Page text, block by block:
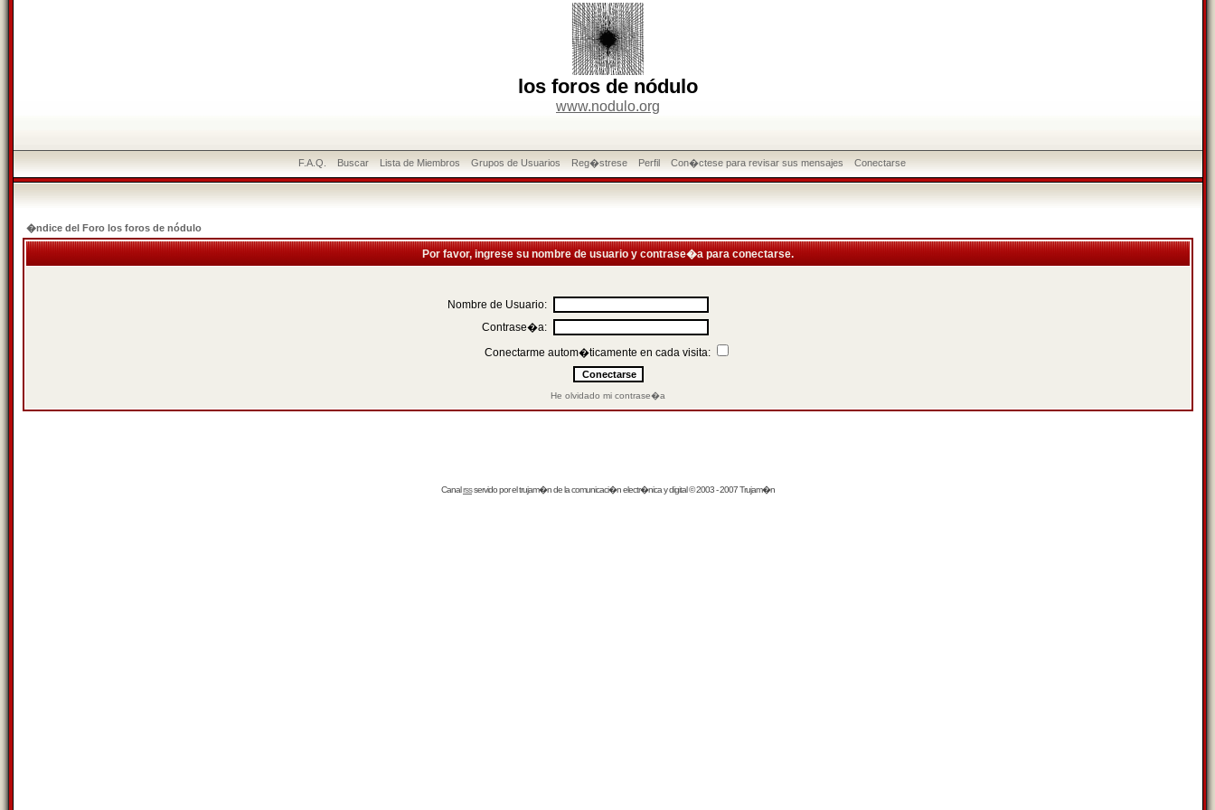
los foros de nódulo
www.nodulo.org
F.A.Q. Buscar Lista de Miembros Grupos de Usuarios Reg�strese Perfil Con�ctese para revisar sus mensajes Conectarse
�ndice del Foro los foros de nódulo
Por favor, ingrese su nombre de usuario y contrase�a para conectarse.
Nombre de Usuario:
Contrase�a:
Conectarme autom�ticamente en cada visita:
He olvidado mi contrase�a
Canalrssservido por eltrujam�nde la comunicaci�n electr�nica y digital © 2003 - 2007 Trujam�n